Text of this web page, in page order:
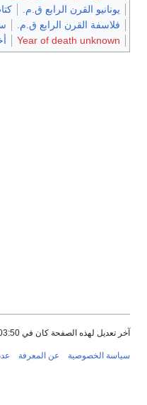
يونانيو القرن الرابع ق.م.
فلاسفة القرن الرابع ق.م.
Year of death unknown
آخر تعديل لهذه الصفحة كان في 03:50, 15 أغسطس 2021.
سياسة الخصوصية عن المعرفة